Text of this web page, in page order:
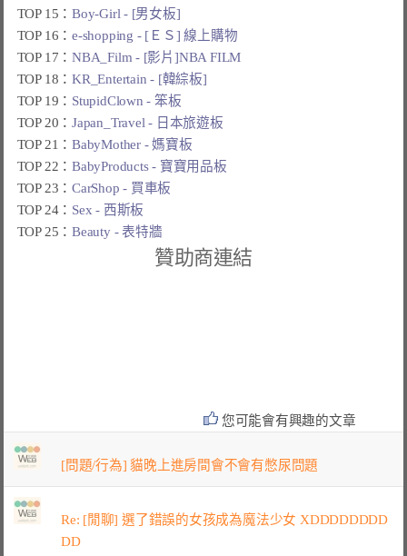
TOP 15：Boy-Girl - [男女板]
TOP 16：e-shopping - [ＥＳ] 線上購物
TOP 17：NBA_Film - [影片]NBA FILM
TOP 18：KR_Entertain - [韓綜板]
TOP 19： StupidClown - 笨板
TOP 20：Japan_Travel - 日本旅遊板
TOP 21：BabyMother - 媽寶板
TOP 22：BabyProducts - 寶寶用品板
TOP 23：CarShop - 買車板
TOP 24： Sex - 西斯板
TOP 25：Beauty - 表特牆
贊助商連結
您可能會有興趣的文章
[問題/行為] 貓晚上進房間會不會有憋尿問題
Re: [閒聊] 選了錯誤的女孩成為魔法少女 XDDDDDDDD
DD